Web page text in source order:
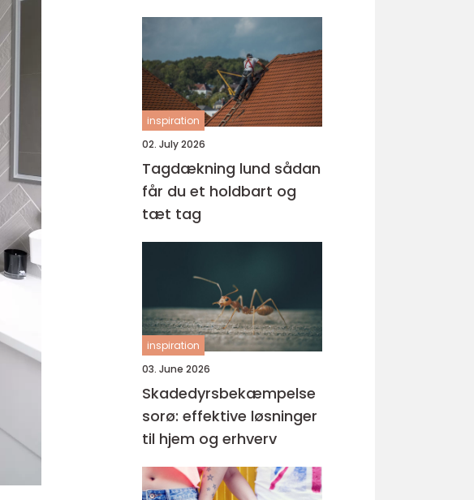
glasopgaver
inspiration
02. July 2026
Tagdækning lund sådan
får du et holdbart og
tæt tag
inspiration
03. June 2026
Skadedyrsbekæmpelse
sorø: effektive løsninger
til hjem og erhverv